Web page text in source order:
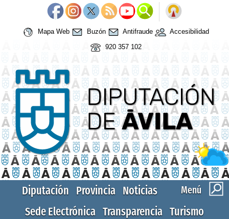
Mapa Web Buzón Antifraude
Accesibilidad
920 357 102
Menú
Diputación Provincia Noticias
Sede Electrónica Transparencia Turismo